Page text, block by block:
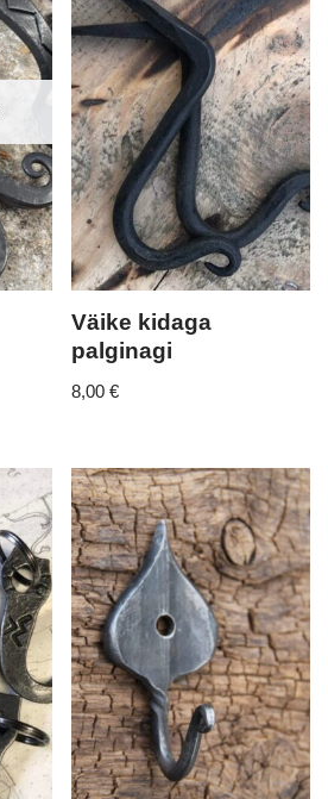
Väike kidaga
palginagi
8,00€